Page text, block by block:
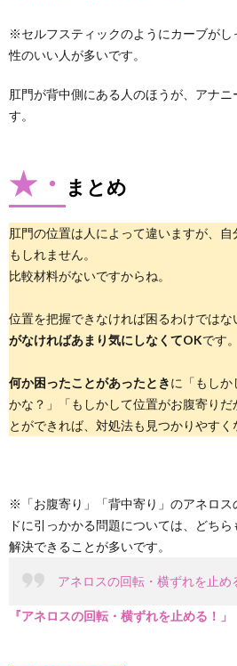
※セルフスティックのようにカーブがし
性のいい人が多いです。
肛門が背中側にある人のほうが、アナ
す。
★・ まとめ
肛門の位置は人によって違いますが、
もしれません。
比較材料がないですからね。
位置を把握できなければ困るわけではな
がなければあまり気にしなくてOKです。
何か困ったことがあったときに「もしか
かな？」「もしかして位置がお腹寄りだ
とができれば、対処法も見つかりやすく
※「お腹寄り」「背中寄り」のアネロス
ドに引っかかる問題については、どち
解決できることが多いです。
アネロスの回転・横ずれを止め
『アネロスの回転・横ずれを止める！」